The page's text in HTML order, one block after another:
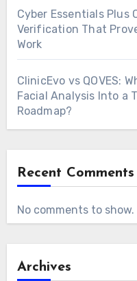
Cyber Essentials
Verification That
Work
ClinicEvo vs QOVES:
Facial Analysis Into a
Roadmap?
Recent Comments
No comments to show.
Archives